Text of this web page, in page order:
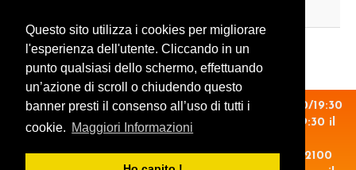
Questo sito utilizza i cookies per migliorare
l'esperienza dell'utente. Cliccando in un
punto qualsiasi dello schermo, effettuando
un’azione di scroll o chiudendo questo
banner presti il consenso all’uso di tutti i
cookie. Maggiori Informazioni
Autore Baldi
Orario: 14:30/19:30 il lunedì. 09:00/13:00 - 14:30/19:30
dal martedì al venerdì. 09:00/13:00 - 15:00/19:30 il
P.Iva.: 06825710012 - Via XX Settembre, 5 - 12100